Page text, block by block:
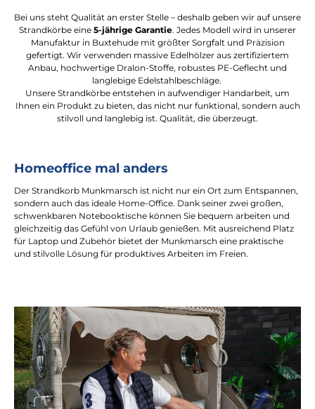
Bei uns steht Qualität an erster Stelle – deshalb geben wir auf unsere
Strandkörbe eine 5-jährige Garantie. Jedes Modell wird in unserer
Manufaktur in Buxtehude mit größter Sorgfalt und Präzision
gefertigt. Wir verwenden massive Edelhölzer aus zertifiziertem
Anbau, hochwertige Dralon-Stoffe, robustes PE-Geflecht und
langlebige Edelstahlbeschläge.
Unsere Strandkörbe entstehen in aufwendiger Handarbeit, um
Ihnen ein Produkt zu bieten, das nicht nur funktional, sondern auch
stilvoll und langlebig ist. Qualität, die überzeugt.
Homeoffice mal anders
Der Strandkorb Munkmarsch ist nicht nur ein Ort zum Entspannen,
sondern auch das ideale Home-Office. Dank seiner zwei großen,
schwenkbaren Notebooktische können Sie bequem arbeiten und
gleichzeitig das Gefühl von Urlaub genießen. Mit ausreichend Platz
für Laptop und Zubehör bietet der Munkmarsch eine praktische
und stilvolle Lösung für produktives Arbeiten im Freien.